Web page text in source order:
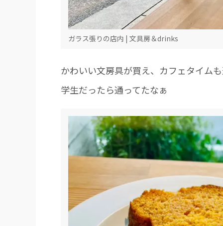
ガラス張りの店内 | 文具房＆drinks
かわいい文房具が買え、カフェタイム
学生だったら通ってたなぁ